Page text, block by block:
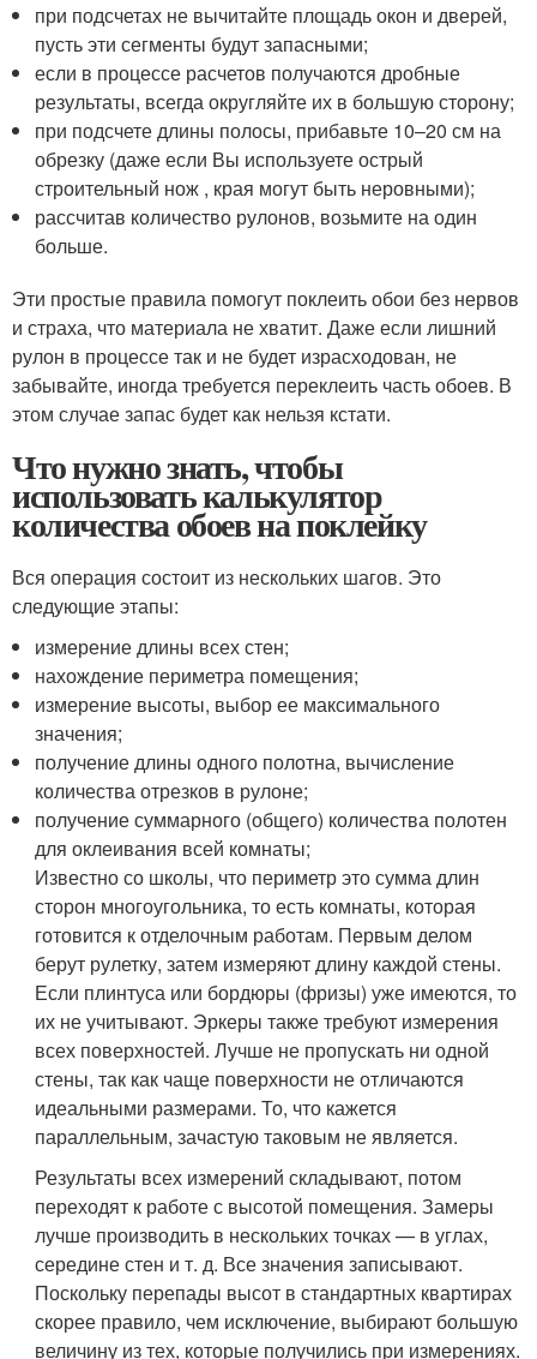
при подсчетах не вычитайте площадь окон и дверей,
пусть эти сегменты будут запасными;
если в процессе расчетов получаются дробные
результаты, всегда округляйте их в большую сторону;
при подсчете длины полосы, прибавьте 10–20 см на
обрезку (даже если Вы используете острый
строительный нож , края могут быть неровными);
рассчитав количество рулонов, возьмите на один
больше.
Эти простые правила помогут поклеить обои без нервов
и страха, что материала не хватит. Даже если лишний
рулон в процессе так и не будет израсходован, не
забывайте, иногда требуется переклеить часть обоев. В
этом случае запас будет как нельзя кстати.
Что нужно знать, чтобы
использовать калькулятор
количества обоев на поклейку
Вся операция состоит из нескольких шагов. Это
следующие этапы:
измерение длины всех стен;
нахождение периметра помещения;
измерение высоты, выбор ее максимального
значения;
получение длины одного полотна, вычисление
количества отрезков в рулоне;
получение суммарного (общего) количества полотен
для оклеивания всей комнаты;
Известно со школы, что периметр это сумма длин
сторон многоугольника, то есть комнаты, которая
готовится к отделочным работам. Первым делом
берут рулетку, затем измеряют длину каждой стены.
Если плинтуса или бордюры (фризы) уже имеются, то
их не учитывают. Эркеры также требуют измерения
всех поверхностей. Лучше не пропускать ни одной
стены, так как чаще поверхности не отличаются
идеальными размерами. То, что кажется
параллельным, зачастую таковым не является.
Результаты всех измерений складывают, потом
переходят к работе с высотой помещения. Замеры
лучше производить в нескольких точках — в углах,
середине стен и т. д. Все значения записывают.
Поскольку перепады высот в стандартных квартирах
скорее правило, чем исключение, выбирают большую
величину из тех, которые получились при измерениях.